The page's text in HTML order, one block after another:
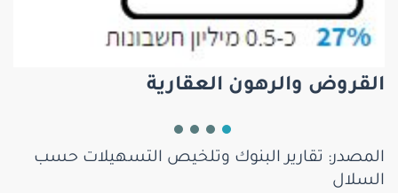
القروض والرهون العقارية
المصدر: تقارير البنوك وتلخيص التسهيلات حسب
السلال